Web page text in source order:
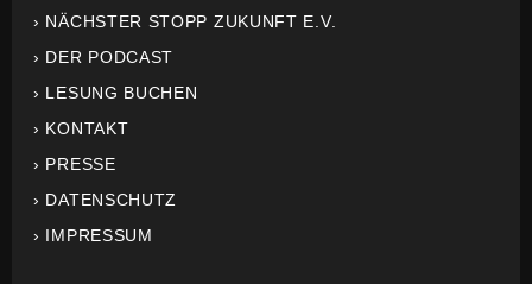
› NÄCHSTER STOPP ZUKUNFT E.V.
› DER PODCAST
› LESUNG BUCHEN
› KONTAKT
› PRESSE
› DATENSCHUTZ
› IMPRESSUM